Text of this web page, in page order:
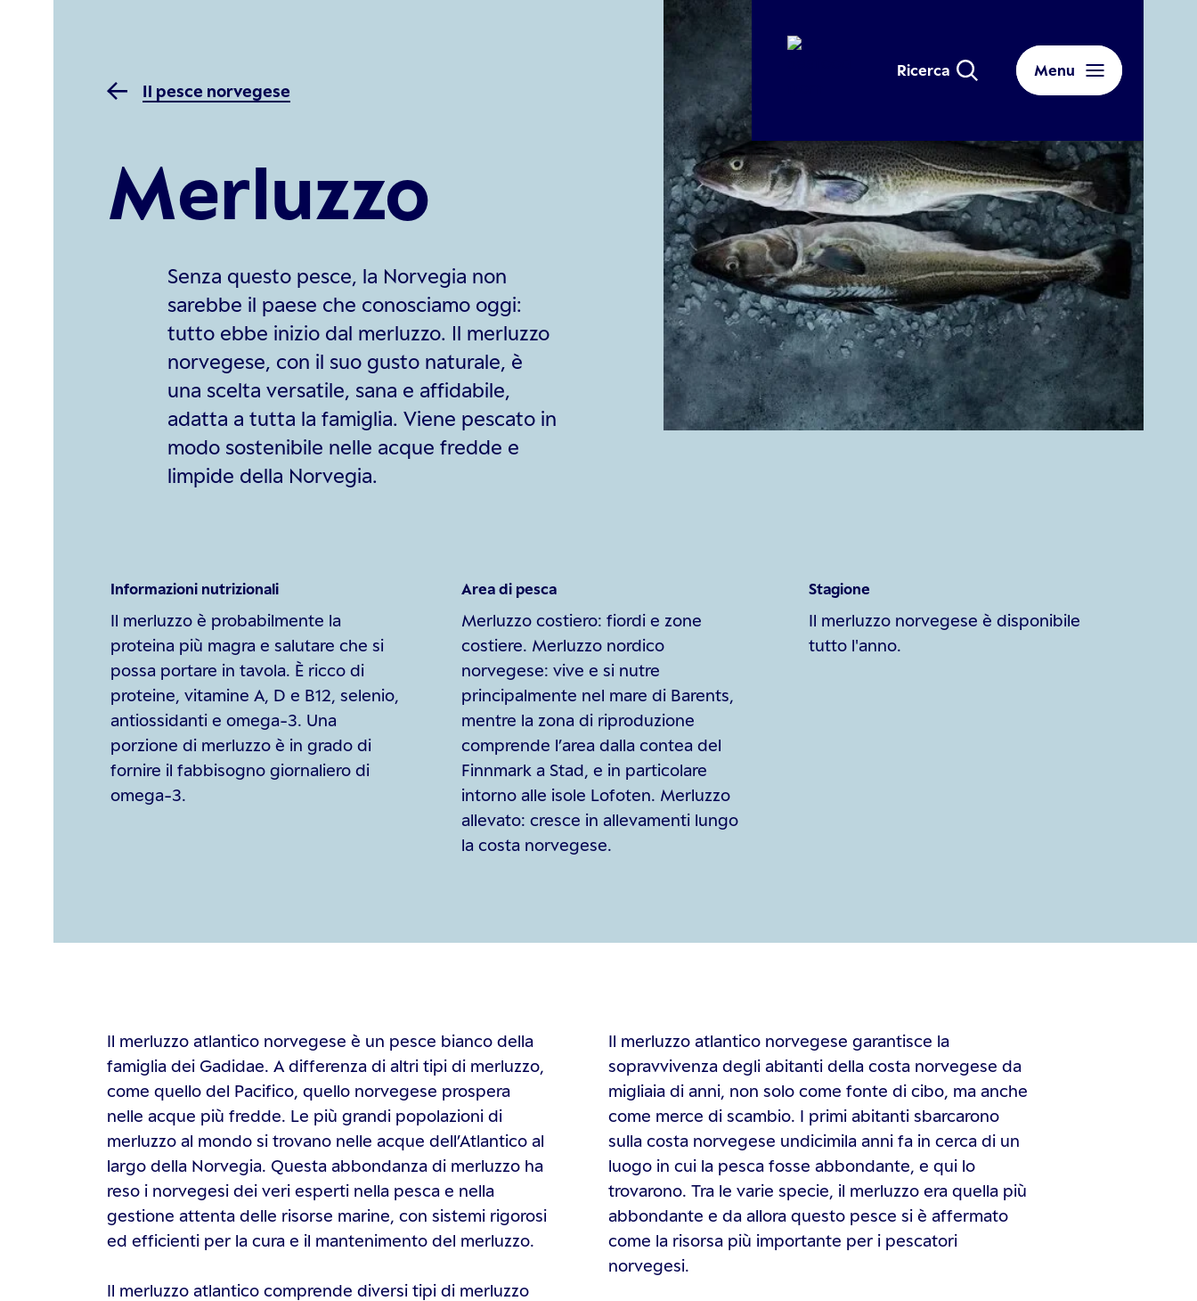
Ricerca Menu
Il pesce norvegese
Merluzzo
Senza questo pesce, la Norvegia non
sarebbe il paese che conosciamo oggi:
tutto ebbe inizio dal merluzzo. Il merluzzo
norvegese, con il suo gusto naturale, è
una scelta versatile, sana e affidabile,
adatta a tutta la famiglia. Viene pescato in
modo sostenibile nelle acque fredde e
limpide della Norvegia.
Informazioni nutrizionali
Il merluzzo è probabilmente la
proteina più magra e salutare che si
possa portare in tavola. È ricco di
proteine, vitamine A, D e B12, selenio,
antiossidanti e omega-3. Una
porzione di merluzzo è in grado di
fornire il fabbisogno giornaliero di
omega-3.
Area di pesca
Merluzzo costiero: fiordi e zone
costiere. Merluzzo nordico
norvegese: vive e si nutre
principalmente nel mare di Barents,
mentre la zona di riproduzione
comprende l’area dalla contea del
Finnmark a Stad, e in particolare
intorno alle isole Lofoten. Merluzzo
allevato: cresce in allevamenti lungo
la costa norvegese.
Stagione
Il merluzzo norvegese è disponibile
tutto l'anno.
Il merluzzo atlantico norvegese è un pesce bianco della
famiglia dei Gadidae. A differenza di altri tipi di merluzzo,
come quello del Pacifico, quello norvegese prospera
nelle acque più fredde. Le più grandi popolazioni di
merluzzo al mondo si trovano nelle acque dell’Atlantico al
largo della Norvegia. Questa abbondanza di merluzzo ha
reso i norvegesi dei veri esperti nella pesca e nella
gestione attenta delle risorse marine, con sistemi rigorosi
ed efficienti per la cura e il mantenimento del merluzzo.
Il merluzzo atlantico comprende diversi tipi di merluzzo
Il merluzzo atlantico norvegese garantisce la
sopravvivenza degli abitanti della costa norvegese da
migliaia di anni, non solo come fonte di cibo, ma anche
come merce di scambio. I primi abitanti sbarcarono
sulla costa norvegese undicimila anni fa in cerca di un
luogo in cui la pesca fosse abbondante, e qui lo
trovarono. Tra le varie specie, il merluzzo era quella più
abbondante e da allora questo pesce si è affermato
come la risorsa più importante per i pescatori
norvegesi.